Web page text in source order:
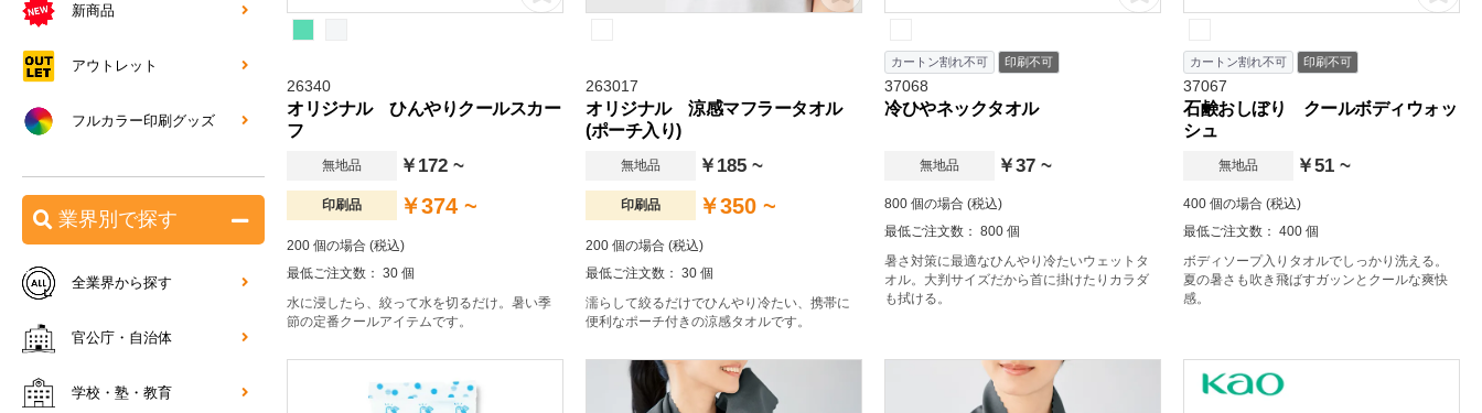
26340
オリジナル ひんやりクールスカー
フ
無地品 ￥172 ~
印刷品 ￥374 ~
200 個の場合 (税込)
最低ご注文数： 30 個
水に浸したら、絞って水を切るだけ。暑い季
節の定番クールアイテムです。
263017
オリジナル 涼感マフラータオル
(ポーチ入り)
無地品 ￥185 ~
印刷品 ￥350 ~
200 個の場合 (税込)
最低ご注文数： 30 個
濡らして絞るだけでひんやり冷たい、携帯に
便利なポーチ付きの涼感タオルです。
カートン割れ不可 印刷不可
37068
冷ひやネックタオル
無地品 ￥37 ~
800 個の場合 (税込)
最低ご注文数： 800 個
暑さ対策に最適なひんやり冷たいウェットタ
オル。大判サイズだから首に掛けたりカラダ
も拭ける。
カートン割れ不可 印刷不可
37067
石鹸おしぼり クールボディウォッ
シュ
無地品 ￥51 ~
400 個の場合 (税込)
最低ご注文数： 400 個
ボディソープ入りタオルでしっかり洗える。
夏の暑さも吹き飛ばすガッンとクールな爽快
感。
新商品
アウトレット
フルカラー印刷グッズ
業界別で探す
全業界から探す
官公庁・自治体
学校・塾・教育